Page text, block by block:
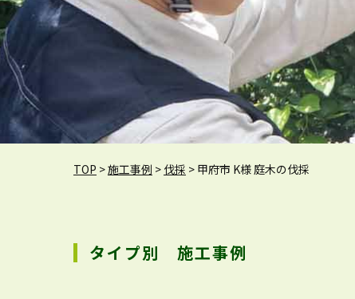
TOP >施工事例 > 伐採 > 甲府市 K様 庭木の伐採
タイプ別 施工事例